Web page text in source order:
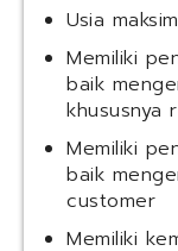
Usia
Memiliki
baik
khususnya
Memiliki
baik
customer
Memiliki